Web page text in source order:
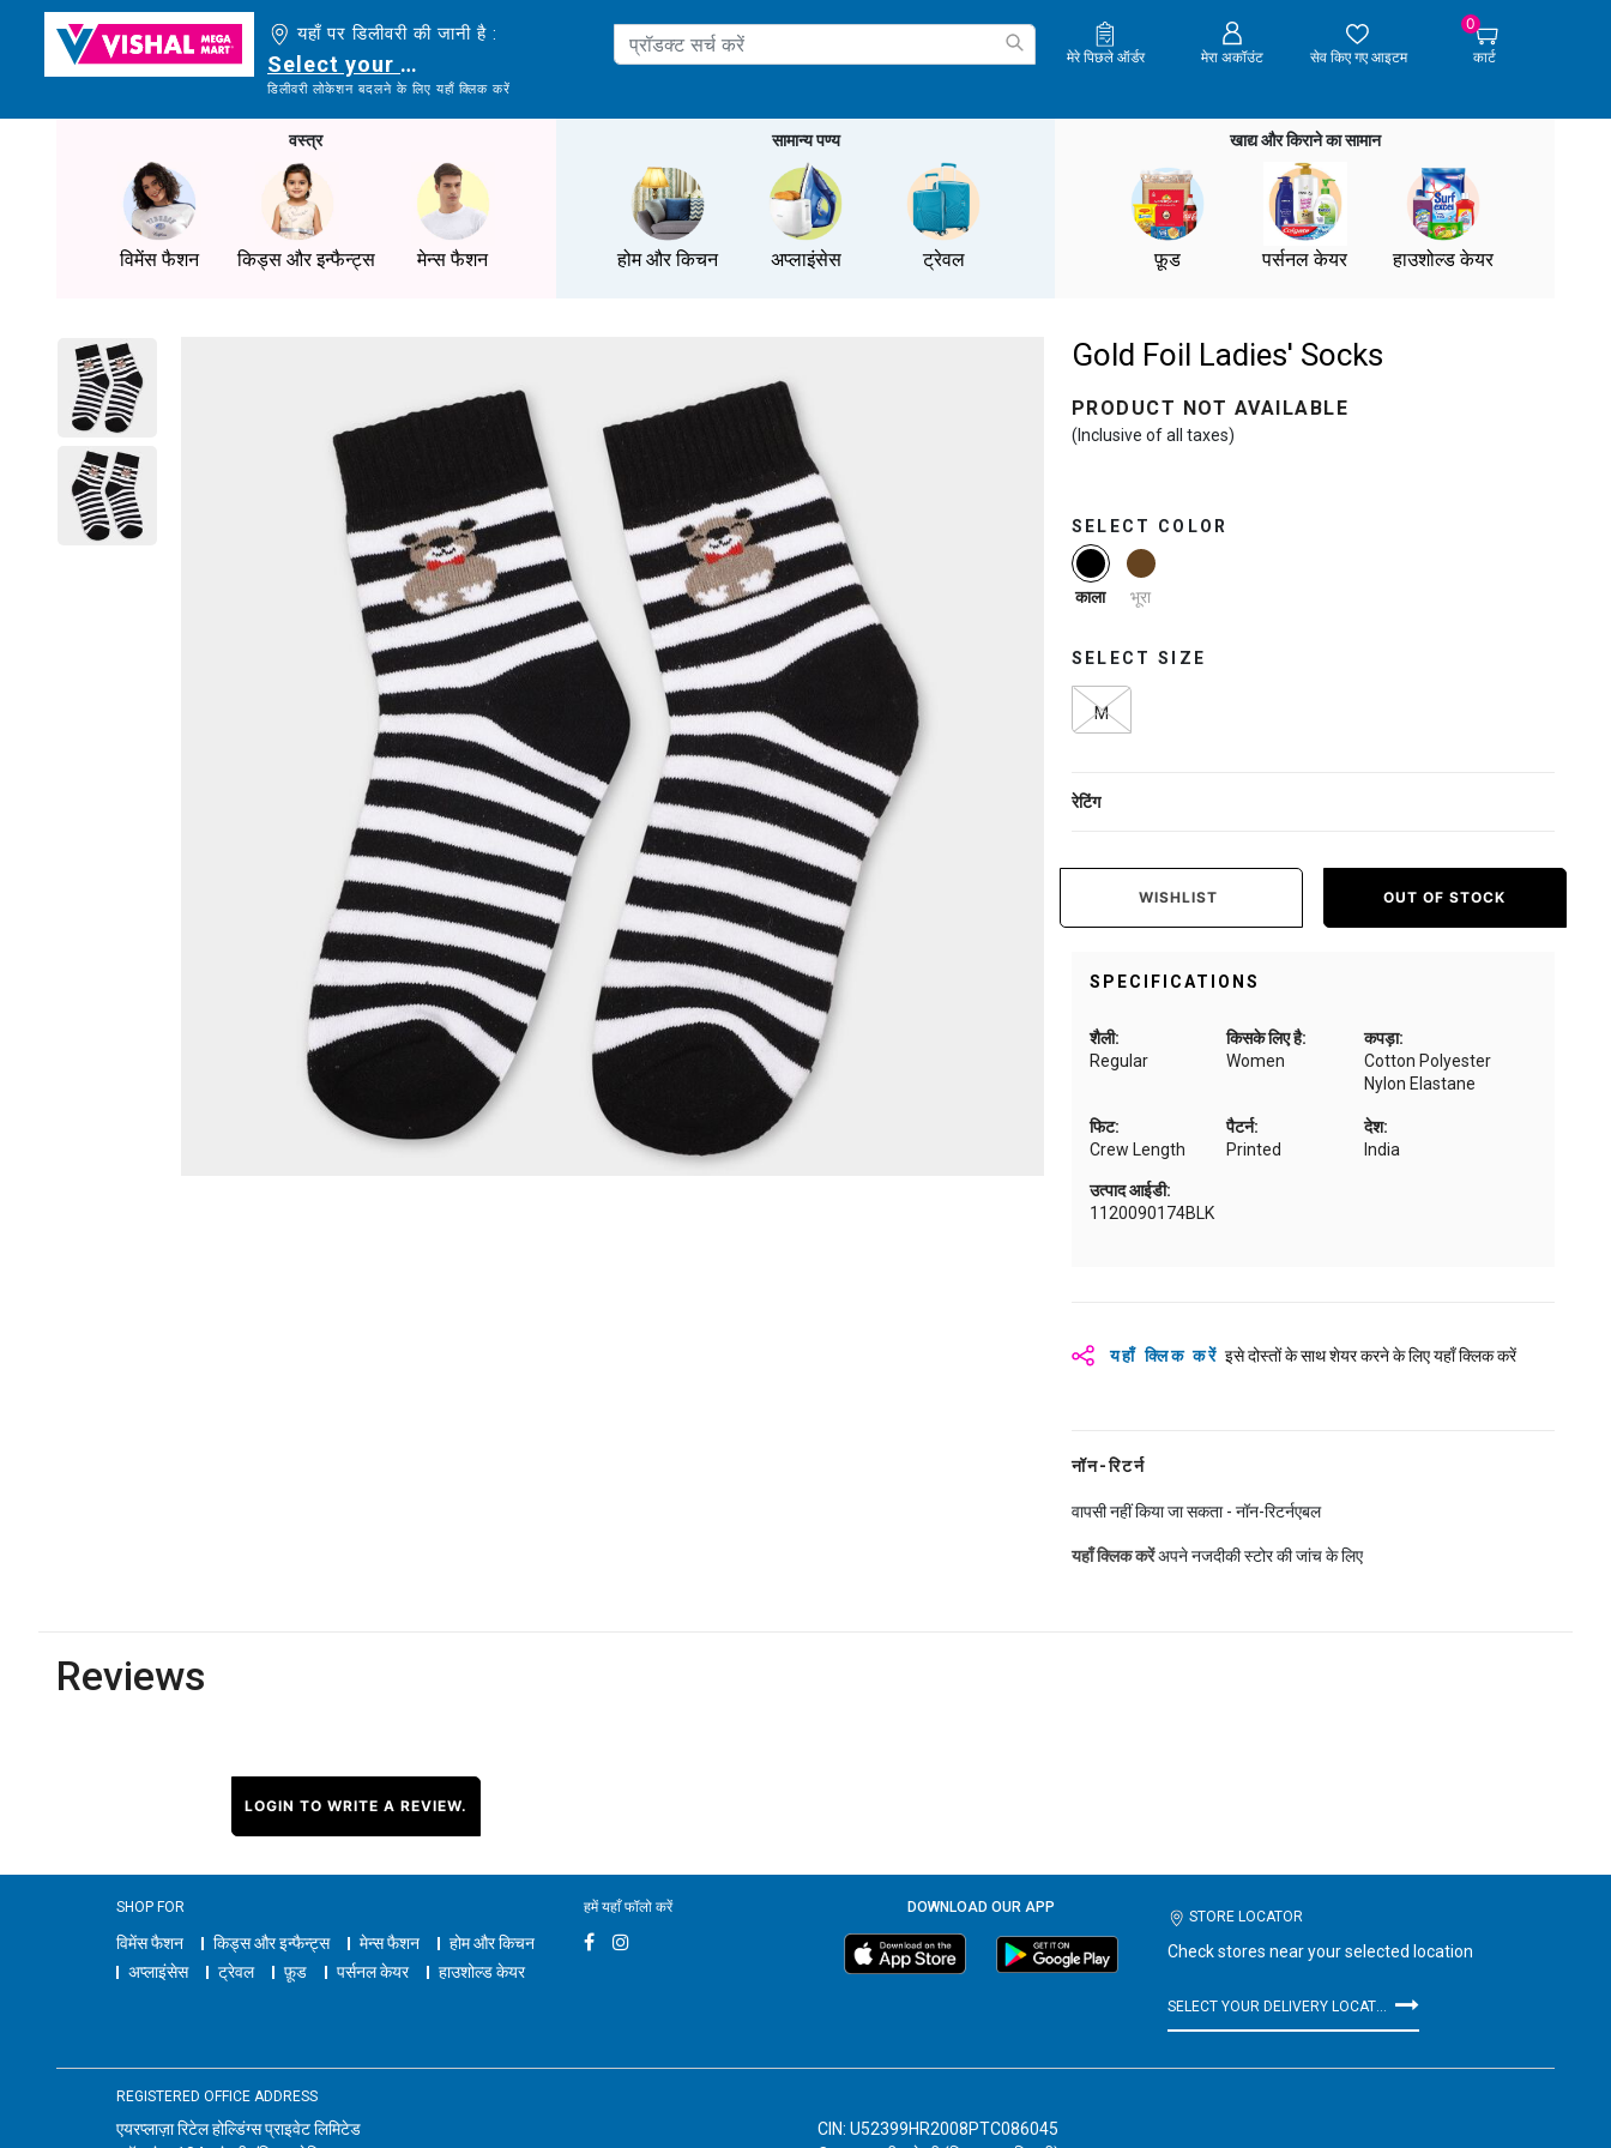
यहाँ पर डिलीवरी की जानी है :
Select your delivery location
डिलीवरी लोकेशन बदलने के लिए यहाँ क्लिक करें
मेरे पिछले ऑर्डर मेरा अकॉउंट सेव किए गए आइटम
0
कार्ट
वस्त्र
विमेंस फैशन किड्स और इन्फैन्ट्स मेन्स फैशन
सामान्य पण्य
होम और किचन अप्लाइंसेस ट्रेवल
खाद्य और किराने का सामान
फ़ूड पर्सनल केयर हाउशोल्ड केयर
Gold Foil Ladies' Socks
PRODUCT NOT AVAILABLE
(Inclusive of all taxes)
SELECT COLOR
selected
काला भूरा
SELECT SIZE
M
रेटिंग
WISHLIST OUT OF STOCK
SPECIFICATIONS
शैली:
Regular
किसके लिए है:
Women
कपड़ा:
Cotton Polyester
Nylon Elastane
फिट:
Crew Length
पैटर्न:
Printed
देश:
India
उत्पाद आईडी:
1120090174BLK
यहाँ क्लिक करें इसे दोस्तों के साथ शेयर करने के लिए यहाँ क्लिक करें
नॉन-रिटर्न
वापसी नहीं किया जा सकता - नॉन-रिटर्नएबल
यहाँ क्लिक करेंअपने नजदीकी स्टोर की जांच के लिए
Reviews
LOGIN TO WRITE A REVIEW.
SHOP FOR
विमेंस फैशन किड्स और इन्फैन्ट्स मेन्स फैशन
होम और किचन
अप्लाइंसेस
ट्रेवल फ़ूड पर्सनल केयर हाउशोल्ड केयर
हमें यहाँ फॉलो करें DOWNLOAD OUR APP
STORE LOCATOR
Check stores near your selected location
REGISTERED OFFICE ADDRESS
एयरप्लाज़ा रिटेल होल्डिंग्स प्राइवेट लिमिटेड
CIN: U52399HR2008PTC086045